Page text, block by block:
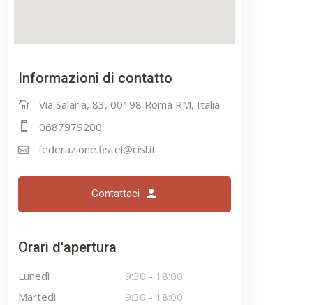
Informazioni di contatto
Via Salaria, 83, 00198 Roma RM, Italia
0687979200
federazione.fistel@cisl.it
Contattaci
Orari d'apertura
Lunedì 9:30 - 18:00
Martedì
9:30 - 18:00